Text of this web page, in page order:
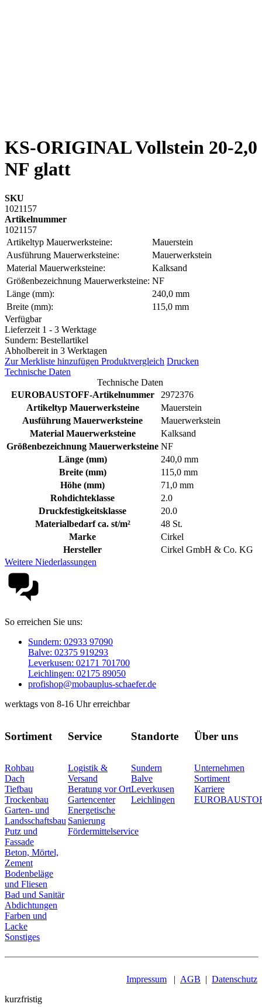
KS-ORIGINAL Vollstein 20-2,0
NF glatt
SKU
1021157
Artikelnummer
1021157
Artikeltyp Mauerwerksteine:
Mauerstein
Ausführung Mauerwerksteine:
Mauerwerkstein
Material Mauerwerksteine:
Kalksand
Größenbezeichnung Mauerwerksteine: NF
Länge (mm):
240,0 mm
Breite (mm):
115,0 mm
Verfügbar
Lieferzeit 1 - 3 Werktage
Sundern: Bestellartikel
Abholbereit in 3 Werktagen
Zur Merkliste hinzufügen Produktvergleich Drucken
Technische Daten
Technische Daten
EUROBAUSTOFF-Artikelnummer
2972376
Artikeltyp Mauerwerksteine
Mauerstein
Ausführung Mauerwerksteine
Mauerwerkstein
Material Mauerwerksteine
Kalksand
Größenbezeichnung Mauerwerksteine NF
Länge (mm)
240,0 mm
Breite (mm)
115,0 mm
Höhe (mm)
71,0 mm
Rohdichteklasse
2.0
Druckfestigkeitsklasse
20.0
Materialbedarf ca. st/m²
48 St.
Marke
Cirkel
Hersteller
Cirkel GmbH & Co. KG
Weitere Niederlassungen
So erreichen Sie uns:
Sundern: 02933 97090
Balve: 02375 919293
Leverkusen: 02171 701700
Leichlingen: 02175 89050
profishop@mobauplus-schaefer.de
werktags von 8-16 Uhr erreichbar
Sortiment
Rohbau
Dach
Tiefbau
Trockenbau
Garten- und
Landsschaftsbau
Putz und
Fassade
Beton, Mörtel,
Zement
Bodenbeläge
und Fliesen
Bad und Sanitär
Abdichtungen
Farben und
Lacke
Sonstiges
Service
Logistik &
Versand
Beratung vor Ort
Gartencenter
Energetische
Sanierung
Fördermittelservice
Standorte
Sundern
Balve
Leverkusen
Leichlingen
Über uns
Unternehmen
Sortiment
Karriere
Impressum | AGB | Datenschutz
kurzfristig